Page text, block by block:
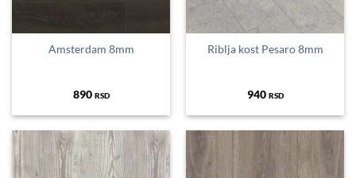
Amsterdam 8mm
890 RSD
Riblja kost Pesaro 8mm
940 RSD